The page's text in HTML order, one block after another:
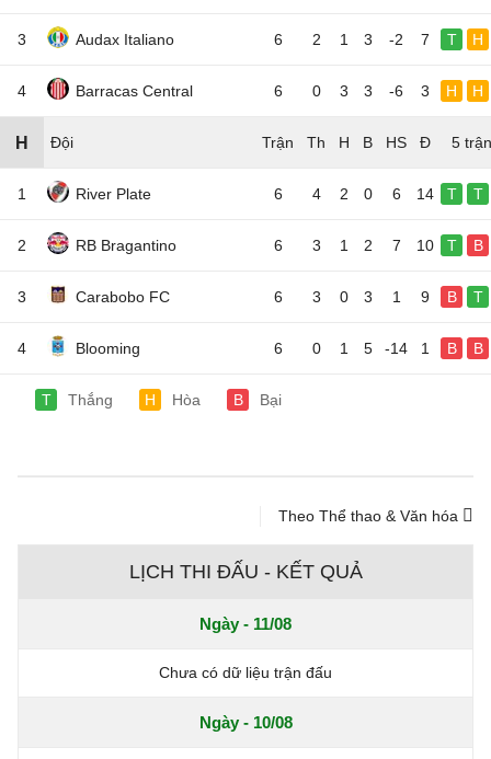
3 Audax Italiano 6 2 1 3 -2 7 T H
4 Barracas Central 6 0 3 3 -6 3 H H
H Đội 5
1 River Plate 6 4 2 0 6 14 T T
2 RB Bragantino 6 3 1 2 7 10 T B
3 Carabobo FC 6 3 0 3 1 9 B T
4 Blooming 6 0 1 5 -14 1 B B
T Thắng H Hòa B Bại
Theo Thể thao & Văn hóa
LỊCH THI ĐẤU - KẾT QUẢ
Ngày - 11/08
Chưa có dữ liệu trận đấu
Ngày - 10/08